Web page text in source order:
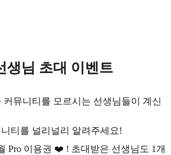
생님 초대 이벤트
뮤니티를 모르시는 선생님들이 계신
티를 널리널리 알려주세요!
Pro 이용권 ❤️ ! 초대받은 선생님도 1개